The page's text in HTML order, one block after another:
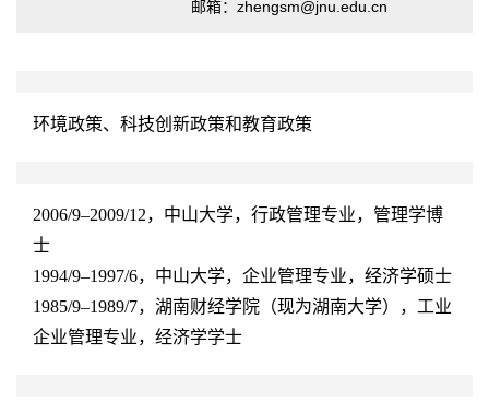
邮箱：zhengsm@jnu.edu.cn
环境政策、科技创新政策和教育政策
2006/9–2009/12，中山大学，行政管理专业，管理学博
士
1994/9–1997/6，中山大学，企业管理专业，经济学硕士
1985/9–1989/7，湖南财经学院（现为湖南大学），工业
企业管理专业，经济学学士